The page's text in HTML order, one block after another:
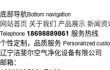
底部导航Bottom navigation
网站首页 关于我们 产品展示 新闻资
Telephone 18698889861 服务热线
个性定制，品质服务 Personalized
辽宁洁斐尔空气净化设备有限公司
邮箱：